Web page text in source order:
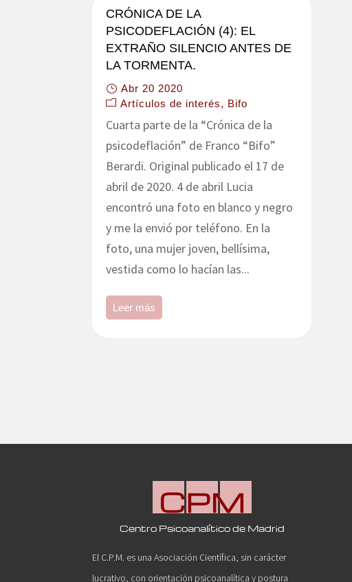
CRÓNICA DE LA
PSICODEFLACIÓN (4): EL
EXTRAÑO SILENCIO ANTES DE
LA TORMENTA.
Abr 20 2020
Artículos de interés
Bifo
Cuarta parte de la “Crónica de la
psicodeflación” de Franco “Bifo”
Berardi. Original publicado el 17 de
abril de 2020. 4 de abril Lucia
encontró una foto en blanco y negro
y me la envió por teléfono. En la
foto, una mujer joven, bellísima,
vestida como lo hacían las...
Leer más
Centro Psicoanalítico de Madrid
El C.P.M. es una Asociación Científica, sin carácter
lucrativo, con orientación psicoanalítica y postura